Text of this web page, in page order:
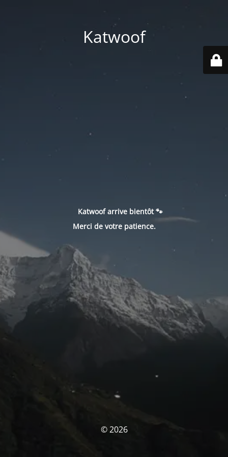
Katwoof
Katwoof arrive bientôt 🐾
Merci de votre patience.
© 2026